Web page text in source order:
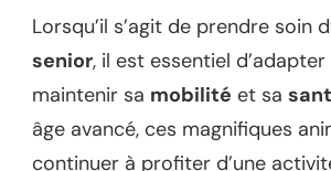
Lorsqu’il s’agit de prendre soin
senior, il est essentiel
maintenir sa mobilité et sa
âge avancé, ces magnifiques
continuer à profiter d’une